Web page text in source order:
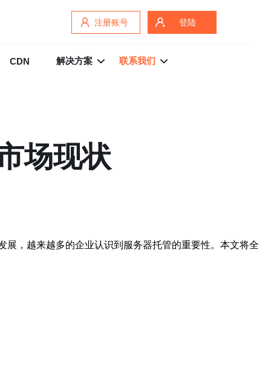
注册账号 登陆
CDN 解决方案 联系我们
场现状
，越来越多的企业认识到服务器托管的重要性。本文将全